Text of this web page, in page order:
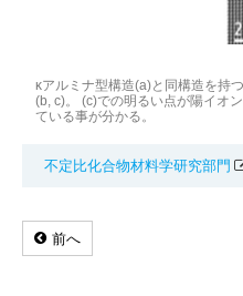
κアルミナ型構造(a)と同構造を持
(b, c)。 (c)での明るい点が陽イオ
ている事が分かる。
不定比化合物材料学研究部門
前へ